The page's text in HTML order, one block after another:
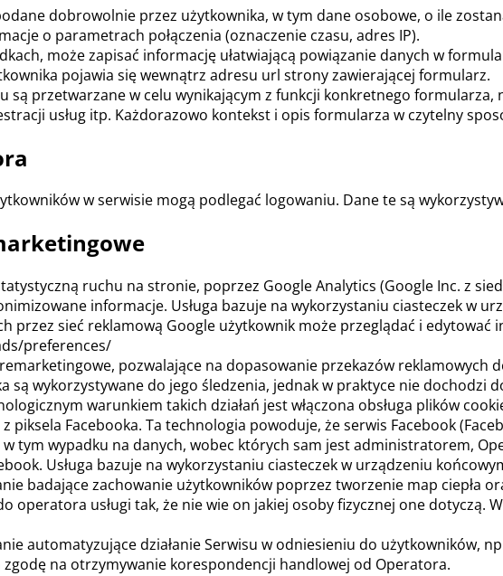
dobrowolnie przez użytkownika, w tym dane osobowe, o ile
o parametrach połączenia (oznaczenie czasu, adres IP).
może zapisać informację ułatwiającą powiązanie danych w
pojawia się wewnątrz adresu url strony zawierającej formularz.
są przetwarzane w celu wynikającym z funkcji konkretnego formularza,
usług itp. Każdorazowo kontekst i opis formularza w czytelny
w serwisie mogą podlegać logowaniu. Dane te są
ruchu na stronie, poprzez Google Analytics (Google Inc. z
informacje. Usługa bazuje na wykorzystaniu ciasteczek w
przez sieć reklamową Google użytkownik może przeglądać i
preferences/
pozwalające na dopasowanie przekazów reklamowych
są wykorzystywane do jego śledzenia, jednak w praktyce nie dochodzi
warunkiem takich działań jest włączona obsługa plików
piksela Facebooka. Ta technologia powoduje, że serwis Facebook
w tym wypadku na danych, wobec których sam jest administratorem,
Usługa bazuje na wykorzystaniu ciasteczek w urządzeniu
badające zachowanie użytkowników poprzez tworzenie map ciepła
operatora usługi tak, że nie wie on jakiej osoby fizycznej one dotyczą.
automatyzujące działanie Serwisu w odniesieniu do użytkowników,
zgodę na otrzymywanie korespondencji handlowej od Operatora.